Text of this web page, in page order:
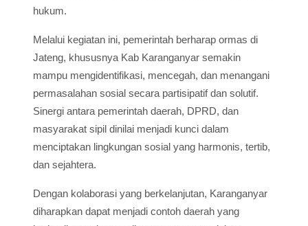
hukum.
Melalui kegiatan ini, pemerintah berharap ormas di
Jateng, khususnya Kab Karanganyar semakin
mampu mengidentifikasi, mencegah, dan menangani
permasalahan sosial secara partisipatif dan solutif.
Sinergi antara pemerintah daerah, DPRD, dan
masyarakat sipil dinilai menjadi kunci dalam
menciptakan lingkungan sosial yang harmonis, tertib,
dan sejahtera.
Dengan kolaborasi yang berkelanjutan, Karanganyar
diharapkan dapat menjadi contoh daerah yang